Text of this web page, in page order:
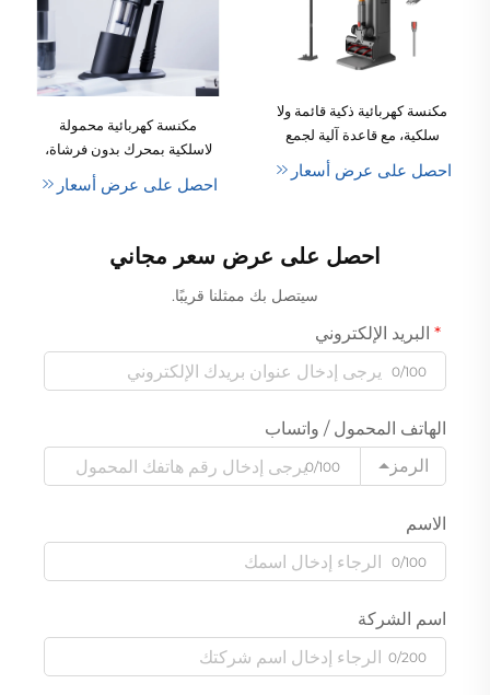
مكنسة كهربائية ذكية قائمة ولا
سلكية، مع قاعدة آلية لجمع
الغبار، مُصمَّمة لتنظيف
الأرضيات والسجاد بكفاءة
في السيارات
احصل على عرض أسعار
مكنسة كهربائية محمولة
لاسلكية بمحرك بدون فرشاة،
قوية الشفط، قابلة لإعادة
الشحن، مناسبة للاستخدام
احصل على عرض أسعار
احصل على عرض سعر مجاني
سيتصل بك ممثلنا قريبًا.
البريد الإلكتروني
0/100
الهاتف المحمول / واتساب
الرمز
0/100
الاسم
0/100
اسم الشركة
0/200